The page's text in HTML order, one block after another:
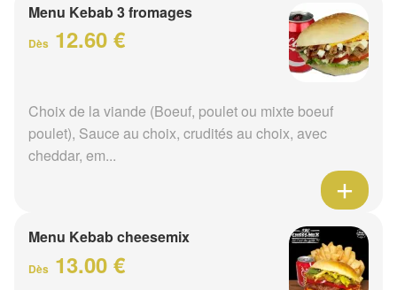
Menu Kebab 3 fromages
Dès 12.60 €
Choix de la viande (Boeuf, poulet ou mixte boeuf
poulet), Sauce au choix, crudités au choix, avec
cheddar, em...
Menu Kebab cheesemix
Dès 13.00 €